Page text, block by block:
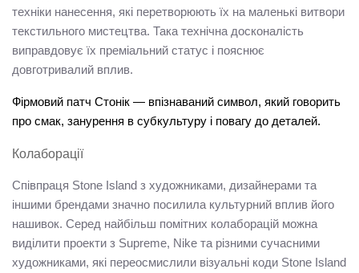
техніки нанесення, які перетворюють їх на маленькі витвори
текстильного мистецтва. Така технічна досконалість
виправдовує їх преміальний статус і пояснює
довготривалий вплив.
Фірмовий патч Стонік — впізнаваний символ, який говорить
про смак, занурення в субкультуру і повагу до деталей.
Колаборації
Співпраця Stone Island з художниками, дизайнерами та
іншими брендами значно посилила культурний вплив його
нашивок. Серед найбільш помітних колаборацій можна
виділити проекти з Supreme, Nike та різними сучасними
художниками, які переосмислили візуальні коди Stone Island